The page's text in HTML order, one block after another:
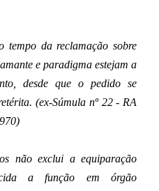
tempo da reclamação sobre
e paradigma estejam a
desde que o pedido se
(ex-Súmula nº 22 - RA
não exclui a equiparação
a função em órgão